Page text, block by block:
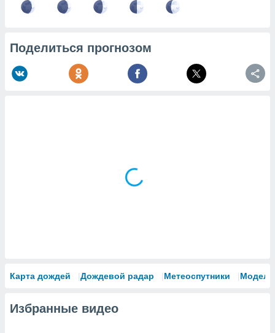
Поделиться прогнозом
Карта дождей Дождевой радар Метеоспутники Модели
Избранные видео